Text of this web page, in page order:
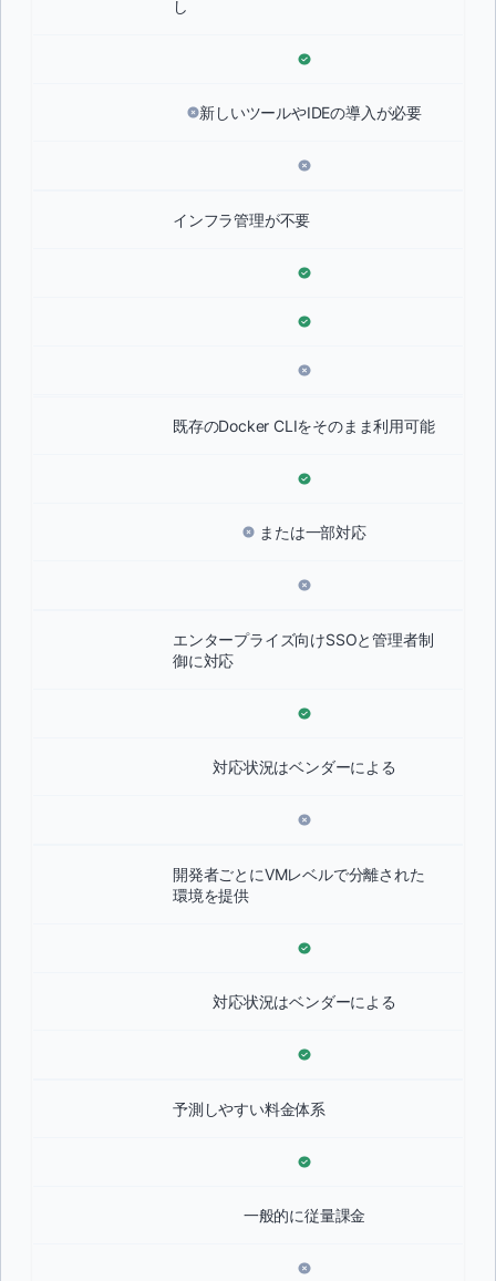
し
新しいツールやIDEの導入が必要
インフラ管理が不要
既存のDocker CLIをそのまま利用可能
または一部対応
エンタープライズ向けSSOと管理者制
御に対応
対応状況はベンダーによる
開発者ごとにVMレベルで分離された
環境を提供
対応状況はベンダーによる
予測しやすい料金体系
一般的に従量課金